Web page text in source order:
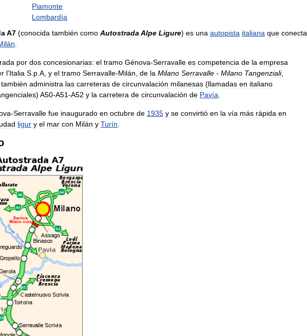
Piamonte
Lombardía
A7 (conocida también como Autostrada Alpe Ligure) es una autopista italiana que conecta
por dos concesionarias: el tramo Génova-Serravalle es competencia de la empresa
l'Italia S p A y el tramo Serravalle-Milán de la Milano Serravalle - Milano Tangenziali,
también administra las carreteras de circunvalación milanesas (llamadas en italiano
) A50-A51-A52 y la carretera de circunvalación de Pavía
-Serravalle fue inaugurado en octubre de 1935 y se convirtió en la vía más rápida en
ligur y el mar con Milán y Turín